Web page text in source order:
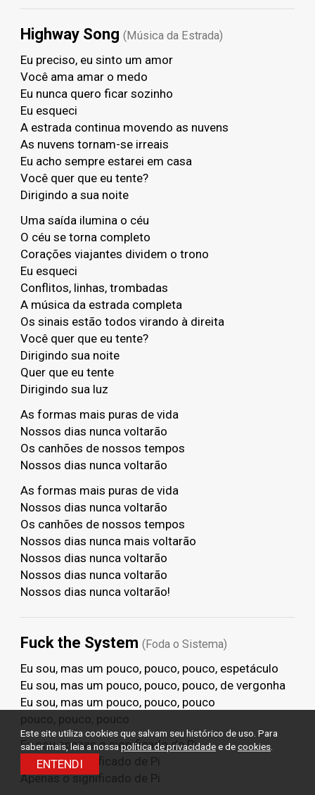
Highway Song (Música da Estrada)
Eu preciso, eu sinto um amor
Você ama amar o medo
Eu nunca quero ficar sozinho
Eu esqueci
A estrada continua movendo as nuvens
As nuvens tornam-se irreais
Eu acho sempre estarei em casa
Você quer que eu tente?
Dirigindo a sua noite
Uma saída ilumina o céu
O céu se torna completo
Corações viajantes dividem o trono
Eu esqueci
Conflitos, linhas, trombadas
A música da estrada completa
Os sinais estão todos virando à direita
Você quer que eu tente?
Dirigindo sua noite
Quer que eu tente
Dirigindo sua luz
As formas mais puras de vida
Nossos dias nunca voltarão
Os canhões de nossos tempos
Nossos dias nunca voltarão
As formas mais puras de vida
Nossos dias nunca voltarão
Os canhões de nossos tempos
Nossos dias nunca mais voltarão
Nossos dias nunca voltarão
Nossos dias nunca voltarão
Nossos dias nunca voltarão!
Fuck the System (Foda o Sistema)
Eu sou, mas um pouco, pouco, pouco, espetáculo
Eu sou, mas um pouco, pouco, pouco, de vergonha
Eu sou, mas um pouco, pouco, pouco
pouco, pouco, pouco
Eu sou apenas o significado de Pi
Apenas o significado de Pi
Apenas o significado de Pi
Este site utiliza cookies que salvam seu histórico de uso. Para
saber mais, leia a nossapolítica de privacidadee decookies
ENTENDI